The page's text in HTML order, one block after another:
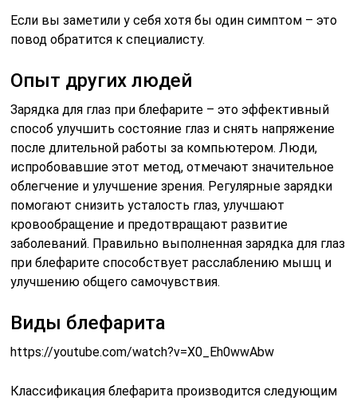
Если вы заметили у себя хотя бы один симптом – это
повод обратится к специалисту.
Опыт других людей
Зарядка для глаз при блефарите – это эффективный
способ улучшить состояние глаз и снять напряжение
после длительной работы за компьютером. Люди,
испробовавшие этот метод, отмечают значительное
облегчение и улучшение зрения. Регулярные зарядки
помогают снизить усталость глаз, улучшают
кровообращение и предотвращают развитие
заболеваний. Правильно выполненная зарядка для глаз
при блефарите способствует расслаблению мышц и
улучшению общего самочувствия.
Виды блефарита
https://youtube.com/watch?v=X0_Eh0wwAbw
Классификация блефарита производится следующим